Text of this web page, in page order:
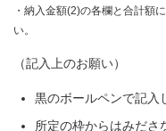
・納入金額(2)の各欄と合計額
い。
（記入上のお願い）
黒のボールペンで記入
所定の枠からはみださ